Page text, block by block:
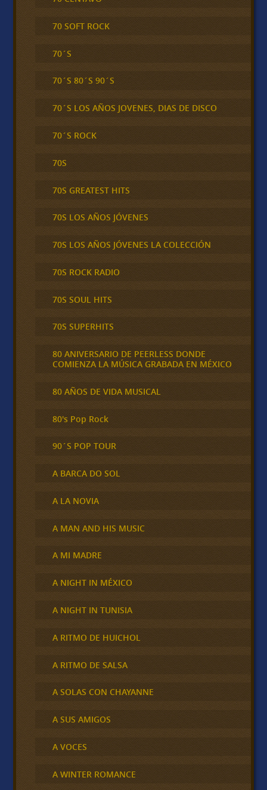
70 SOFT ROCK
70´S
70´S 80´S 90´S
70´S LOS AÑOS JOVENES, DIAS DE DISCO
70´S ROCK
70S
70S GREATEST HITS
70S LOS AÑOS JÓVENES
70S LOS AÑOS JÓVENES LA COLECCIÓN
70S ROCK RADIO
70S SOUL HITS
70S SUPERHITS
80 ANIVERSARIO DE PEERLESS DONDE
COMIENZA LA MÚSICA GRABADA EN MÉXICO
80 AÑOS DE VIDA MUSICAL
80's Pop Rock
90´S POP TOUR
A BARCA DO SOL
A LA NOVIA
A MAN AND HIS MUSIC
A MI MADRE
A NIGHT IN MÉXICO
A NIGHT IN TUNISIA
A RITMO DE HUICHOL
A RITMO DE SALSA
A SOLAS CON CHAYANNE
A SUS AMIGOS
A VOCES
A WINTER ROMANCE